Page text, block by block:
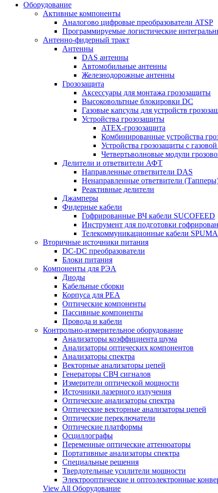
Оборудование
Активные компоненты
Аналогово цифровые преобразователи ATSP
Программируемые логистические
Антенно-фидерный тракт
Антенны
DAS антенны
Автомобильные антенны
Железнодорожные антенны
Грозозащита
Аксессуары для монтажа грозозащиты
Высоковольтные блокировки DC
Газовые капсулы для устройств
Устройства грозозащиты
ATEX-грозозащита
Комбинированные устройства
Устройства грозозащиты с
Четвертьволновые модули
Делители и ответвители АФТ
Направленные ответвители DAS
Ненаправленные ответвители
Реактивные делители
Джамперы
Фидерные кабели
Гофрированные ВЧ кабели SUCOFEED
Инструмент для подготовки
Телекоммуникационные кабели SPUMA
Вторичные источники питания
DC-DC преобразователи
Блоки питания
Компоненты для РЭА
Диоды
Кабельные сборки
Корпуса для РЕА
Оптические компоненты
Пассивные компоненты
Провода и кабели
Контрольно-измерительное оборудование
Анализаторы коэффициента шума
Анализаторы оптических компонентов
Анализаторы спектра
Векторные анализаторы цепей
Генераторы СВЧ сигналов
Измерители оптической мощности
Источники лазерного излучения
Оптические анализаторы спектра
Оптические векторные анализаторы цепей
Оптические переключатели
Оптические платформы
Осциллографы
Переменные оптические аттенюаторы
Портативные анализаторы спектра
Специальные решения
Твердотельные усилители мощности
Электрооптические и оптоэлектронные
View All Оборудование